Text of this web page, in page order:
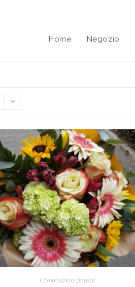
Home Negozio
Composizioni floreali